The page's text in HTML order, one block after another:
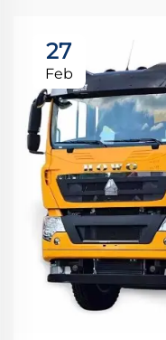
27
Feb